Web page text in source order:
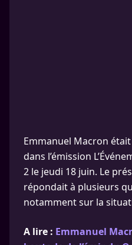
Emmanuel Macron
dans l’émission
2 le jeudi 18 juin. Le
répondait à plusieurs
notamment sur la
A lire : Emmanuel